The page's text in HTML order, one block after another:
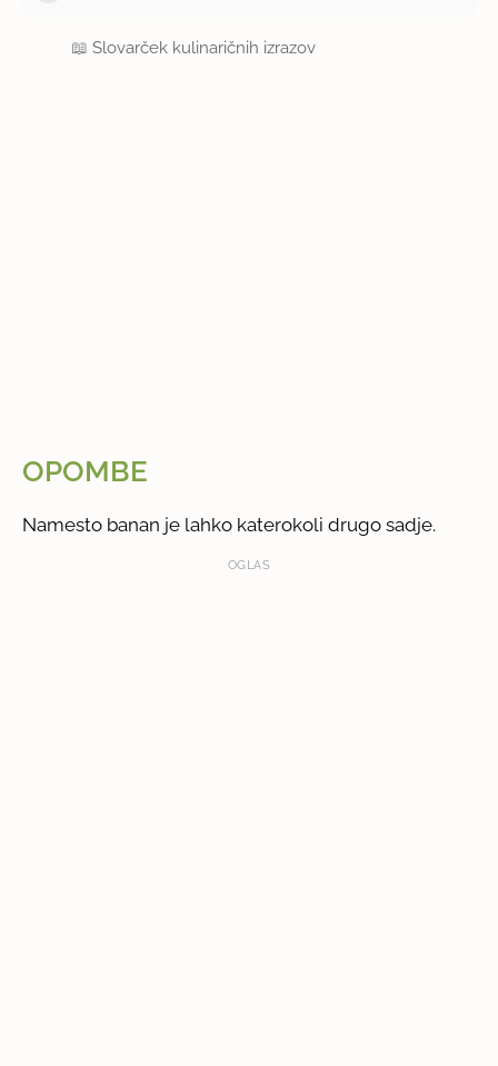
📖Slovarček kulinaričnih izrazov
OPOMBE
Namesto banan je lahko katerokoli drugo sadje.
OGLAS